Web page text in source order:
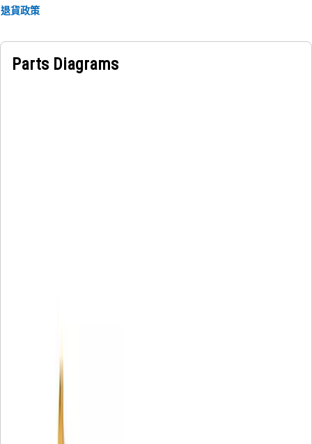
退貨政策
Parts Diagrams